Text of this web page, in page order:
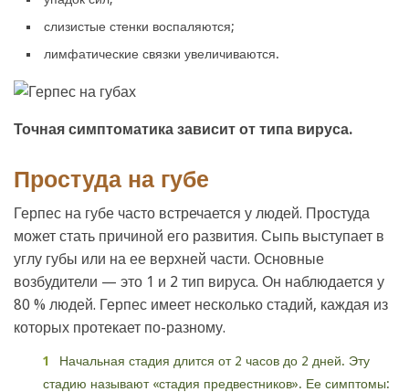
слизистые стенки воспаляются;
лимфатические связки увеличиваются.
Точная симптоматика зависит от типа вируса.
Простуда на губе
Герпес на губе часто встречается у людей. Простуда
может стать причиной его развития. Сыпь выступает в
углу губы или на ее верхней части. Основные
возбудители — это 1 и 2 тип вируса. Он наблюдается у
80 % людей. Герпес имеет несколько стадий, каждая из
которых протекает по-разному.
Начальная стадия длится от 2 часов до 2 дней. Эту
стадию называют «стадия предвестников». Ее симптомы: